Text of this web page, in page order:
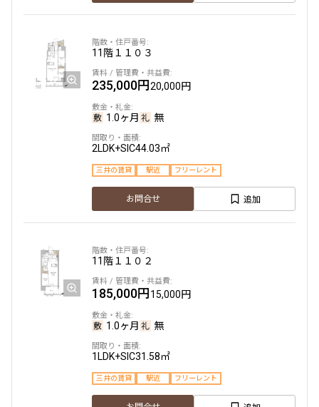
賃料改定
13階 １３０４
255,000円
1.0ヶ月
2LDK43.50㎡
追加
2階 ２０３
229,000円
1.0ヶ月
2LDK43.50㎡
11階 １１０３
235,000円20,000円
1.0ヶ月 無
2LDK+SIC44.03㎡
三井の賃貸 駅近 フリーレント
お問合せ 追加
11階 １１０２
185,000円15,000円
1.0ヶ月 無
1LDK+SIC31.58㎡
三井の賃貸 駅近 フリーレント